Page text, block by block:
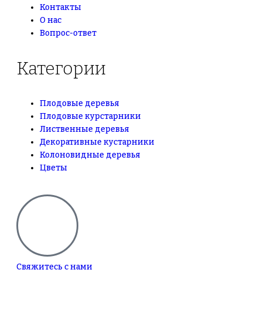
Контакты
О нас
Вопрос-ответ
Категории
Плодовые деревья
Плодовые курстарники
Лиственные деревья
Декоративные кустарники
Колоновидные деревья
Цветы
Свяжитесь с нами